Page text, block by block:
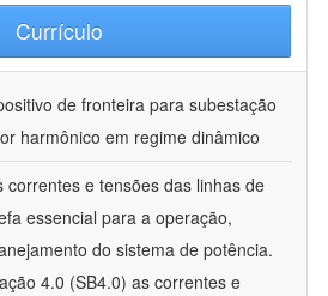
Currículo
de fronteira para subestação
harmônico em regime dinâmico
correntes e tensões das linhas de
essencial para a operação,
do sistema de potência.
4.0 (SB4.0) as correntes e